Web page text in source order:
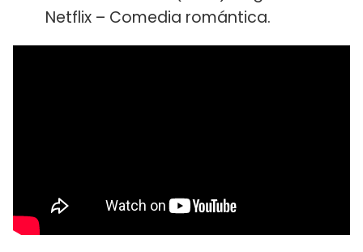
Netflix – Comedia romántica.